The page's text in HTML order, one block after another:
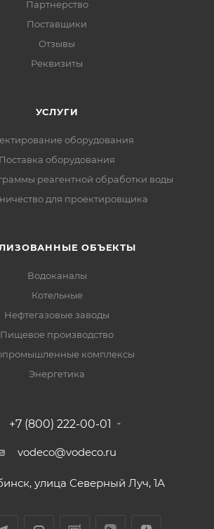
Партнерство
Поставщики
Отзывы
Реквизиты
УСЛУГИ
оборудования
Поставка оборудования
реагентной обработки воды
для проектировщика
ОБЪЕКТЫ
Водоканалы
Котельные
Нефтегазовые заводы
Пищевое производство
комплексы
Энергетика
+7 (800) 222-00-01
vodeco@vodeco.ru
улица Северный Луч, 1А